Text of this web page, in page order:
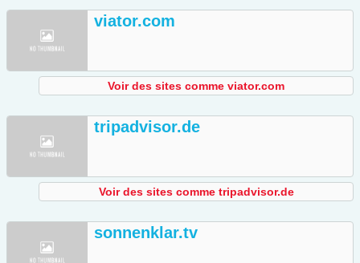
viator.com
Voir des sites comme viator.com
tripadvisor.de
Voir des sites comme tripadvisor.de
sonnenklar.tv